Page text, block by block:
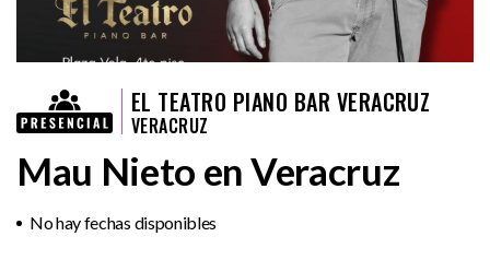
EL TEATRO PIANO BAR VERACRUZ
VERACRUZ
Mau Nieto en Veracruz
No hay fechas disponibles